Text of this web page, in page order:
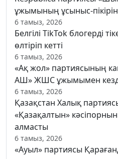
ұжымының ұсыныс-
6 тамыз, 2026
Белгілі TikTok блогерді
өлтіріп кетті
6 тамыз, 2026
«Ақ жол» партиясының
АШ» ЖШС ұжымымен
6 тамыз, 2026
Қазақстан Халық
«Қазақалтын»
алмасты
6 тамыз, 2026
«Ауыл» партиясы